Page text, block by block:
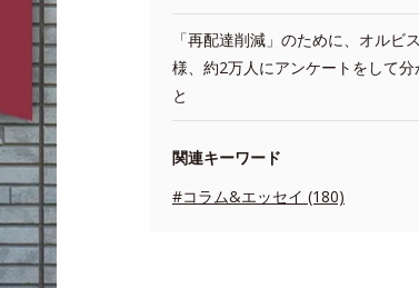
「再配達削減」のために、オルビ
様、約2万人にアンケートをして分
と
関連キーワード
#コラム&エッセイ (180)